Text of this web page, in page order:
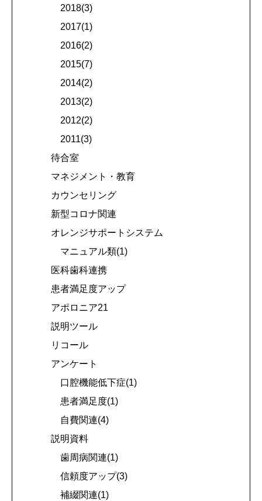
2018(3)
2017(1)
2016(2)
2015(7)
2014(2)
2013(2)
2012(2)
2011(3)
待合室
マネジメント・教育
カウンセリング
新型コロナ関連
オレンジサポートシステム
マニュアル類(1)
医科歯科連携
患者満足度アップ
アポロニア21
説明ツール
リコール
アンケート
口腔機能低下症(1)
患者満足度(1)
自費関連(4)
説明資料
歯周病関連(1)
信頼度アップ(3)
補綴関連(1)